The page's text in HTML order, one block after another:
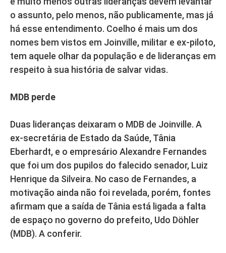
o assunto, pelo menos, não publicamente, mas já
há esse entendimento. Coelho é mais um dos
nomes bem vistos em Joinville, militar e ex-piloto,
tem aquele olhar da população e de lideranças em
respeito à sua história de salvar vidas.
MDB perde
Duas lideranças deixaram o MDB de Joinville. A
ex-secretária de Estado da Saúde, Tânia
Eberhardt, e o empresário Alexandre Fernandes
que foi um dos pupilos do falecido senador, Luiz
Henrique da Silveira. No caso de Fernandes, a
motivação ainda não foi revelada, porém, fontes
afirmam que a saída de Tânia está ligada a falta
de espaço no governo do prefeito, Udo Döhler
(MDB). A conferir.